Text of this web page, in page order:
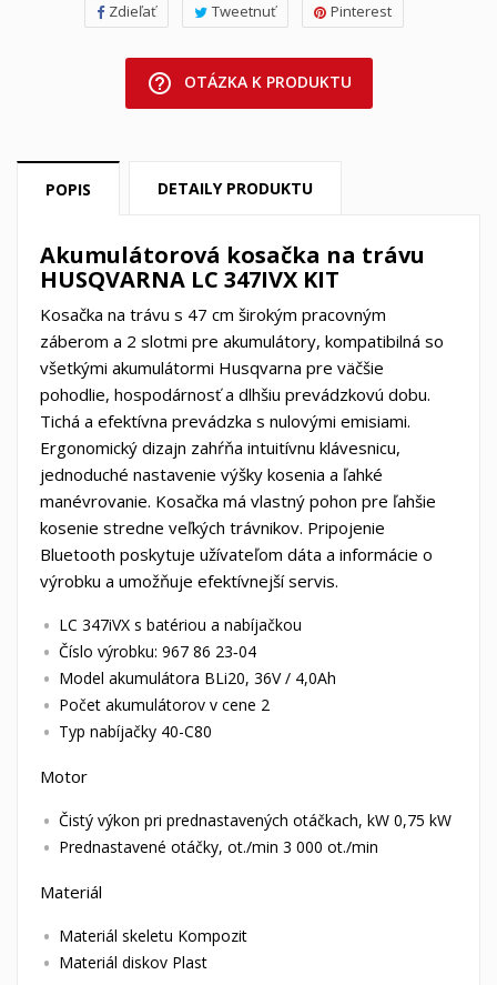
Zdieľať Tweetnuť Pinterest
help_outline OTÁZKA K PRODUKTU
POPIS DETAILY PRODUKTU
Akumulátorová kosačka na trávu
HUSQVARNA LC 347IVX KIT
Kosačka na trávu s 47 cm širokým pracovným
záberom a 2 slotmi pre akumulátory, kompatibilná so
všetkými akumulátormi Husqvarna pre väčšie
pohodlie, hospodárnosť a dlhšiu prevádzkovú dobu.
Tichá a efektívna prevádzka s nulovými emisiami.
Ergonomický dizajn zahŕňa intuitívnu klávesnicu,
jednoduché nastavenie výšky kosenia a ľahké
manévrovanie. Kosačka má vlastný pohon pre ľahšie
kosenie stredne veľkých trávnikov. Pripojenie
Bluetooth poskytuje užívateľom dáta a informácie o
výrobku a umožňuje efektívnejší servis.
LC 347iVX s batériou a nabíjačkou
Číslo výrobku: 967 86 23‑04
Model akumulátora BLi20, 36V / 4,0Ah
Počet akumulátorov v cene 2
Typ nabíjačky 40-C80
Motor
Čistý výkon pri prednastavených otáčkach, kW 0,75 kW
Prednastavené otáčky, ot./min 3 000 ot./min
Materiál
Materiál skeletu Kompozit
Materiál diskov Plast